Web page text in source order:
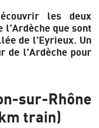
les deux
que sont
de l’Eyrieux. Un
de l’Ardèche pour
sur-Rhône
train)